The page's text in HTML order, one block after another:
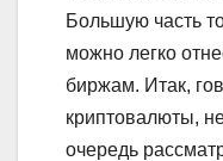
Большую часть
можно легко
биржам. Итак,
криптовалюты,
очередь